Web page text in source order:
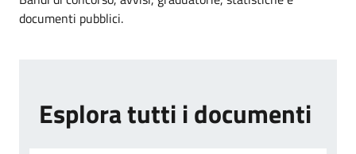
documenti pubblici.
Esplora tutti i documenti